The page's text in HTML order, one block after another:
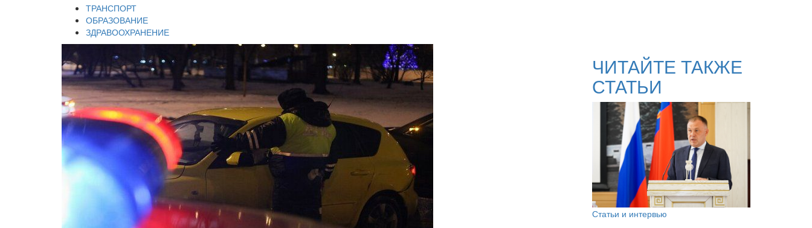
ТРАНСПОРТ
ОБРАЗОВАНИЕ
ЗДРАВООХРАНЕНИЕ
ЧИТАЙТЕ ТАКЖЕ
СТАТЬИ
Статьи и интервью